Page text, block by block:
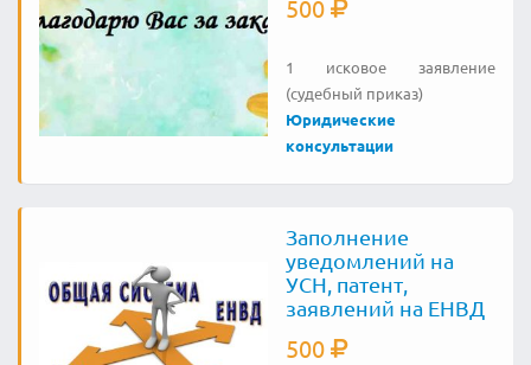
500
1 исковое заявление
(судебный приказ)
Юридические
консультации
Заполнение
уведомлений на
УСН, патент,
заявлений на ЕНВД
500